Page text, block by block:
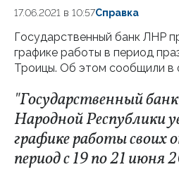
17.06.2021 в 10:57Справка
Государственный банк ЛНР
графике работы в период
Троицы. Об этом сообщили в
"Государственный
Народной Республики
графике работы своих
период с 19 по 21 июня